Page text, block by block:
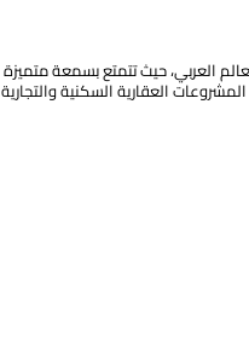
العربي، حيث تتمتع بسمعة متميزة
العقارية السكنية والتجارية